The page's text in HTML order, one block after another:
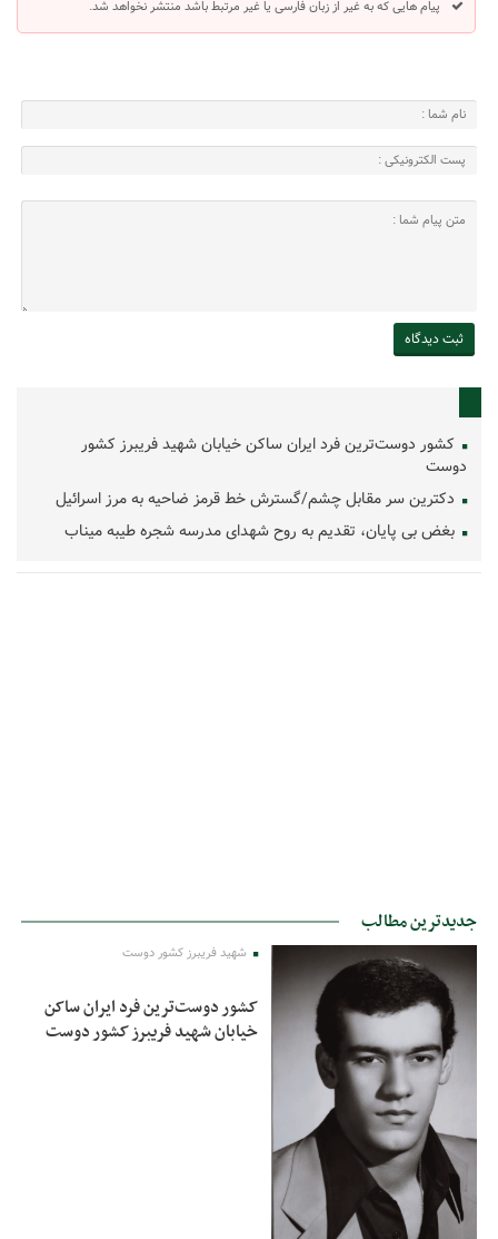
پیام هایی که به غیر از زبان فارسی یا غیر مرتبط باشد منتشر نخواهد شد.
کشور دوست‌ترین فرد ایران ساکن خیابان شهید فریبرز کشور
دوست
دکترین سر مقابل چشم/گسترش خط قرمز ضاحیه به مرز اسرائیل
بغض بی پایان، تقدیم به روح شهدای مدرسه شجره طیبه میناب
جدیدترین مطالب
شهید فریبرز کشور دوست
کشور دوست‌ترین فرد ایران ساکن
خیابان شهید فریبرز کشور دوست